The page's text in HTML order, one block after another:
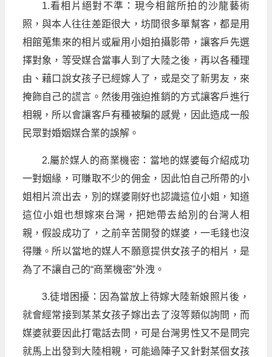
1.看相片絕對不準：現今相館所拍的沙龍藝術
照，與本人往往差距很大，坊間很多單幫客，都是用
相館蒐集來的相片或雇用小姐拍攝影帶，讓客戶先選
擇對象，等受媒合當事人到了大陸之後，再以各種理
由、藉口說女孩子已經嫁人了，或是交了新男友，來
掩飾自己的謊言。然後用強迫推銷的方式讓客戶進行
相親，所以會讓客戶有種被騙的感覺，因此造成一般
民眾對婚姻媒合業的誤解。
2.屬於媒人的商業機密：當地的媒婆每介紹成功
一對姻緣，可賺取不少的佣金，因此怕自己所帶的小
姐相片流出去，別的媒婆剛好也認識這位小姐，知道
這位小姐也想嫁來台灣，把她帶去給別的台灣人相
親，假設成功了，之前辛苦開發的媒婆，一毛錢也沒
得賺。所以當地的媒人不願意提供女孩子的相片，是
為了不讓自己的“商業機密”外洩。
3.徒增困擾：因為當放上待嫁大陸新娘照片後，
就會經常接到某某女孩子嫁出去了沒等類似詢問，而
媒婆就要因此打電話去問，可是台灣男性又不是問完
就馬上出發到大陸相親，可能過陣子又針對某個女孩